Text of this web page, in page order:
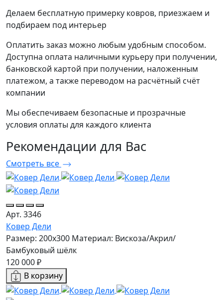
Делаем бесплатную примерку ковров, приезжаем и
подбираем под интерьер
Оплатить заказ можно любым удобным способом.
Доступна оплата наличными курьеру при получении,
банковской картой при получении, наложенным
платежом, а также переводом на расчётный счёт
компании
Мы обеспечиваем безопасные и прозрачные
условия оплаты для каждого клиента
Рекомендации для Вас
Смотреть все
Арт. 3346
Ковер Дели
Размер: 200x300 Материал: Вискоза/Акрил/
Бамбуковый шёлк
120 000 ₽
В корзину